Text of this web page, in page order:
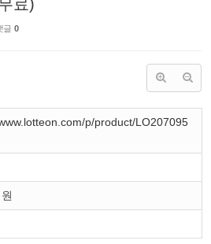
료)
글 0
p/product/LO207095